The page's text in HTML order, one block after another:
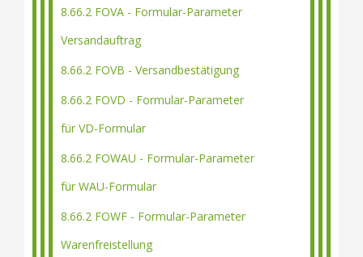
8.66.2 FOVA - Formular-Parameter
Versandauftrag
8.66.2 FOVB - Versandbestätigung
8.66.2 FOVD - Formular-Parameter
für VD-Formular
8.66.2 FOWAU - Formular-Parameter
für WAU-Formular
8.66.2 FOWF - Formular-Parameter
Warenfreistellung